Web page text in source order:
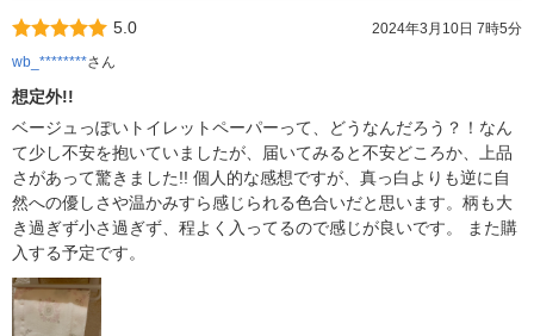
5.0
2024年3月10日 7時5分
wb_********さん
想定外!!
ベージュっぽいトイレットペーパーって、どうなんだろう？！なん
て少し不安を抱いていましたが、届いてみると不安どころか、上品
さがあって驚きました!! 個人的な感想ですが、真っ白よりも逆に自
然への優しさや温かみすら感じられる色合いだと思います。柄も大
き過ぎず小さ過ぎず、程よく入ってるので感じが良いです。 また購
入する予定です。